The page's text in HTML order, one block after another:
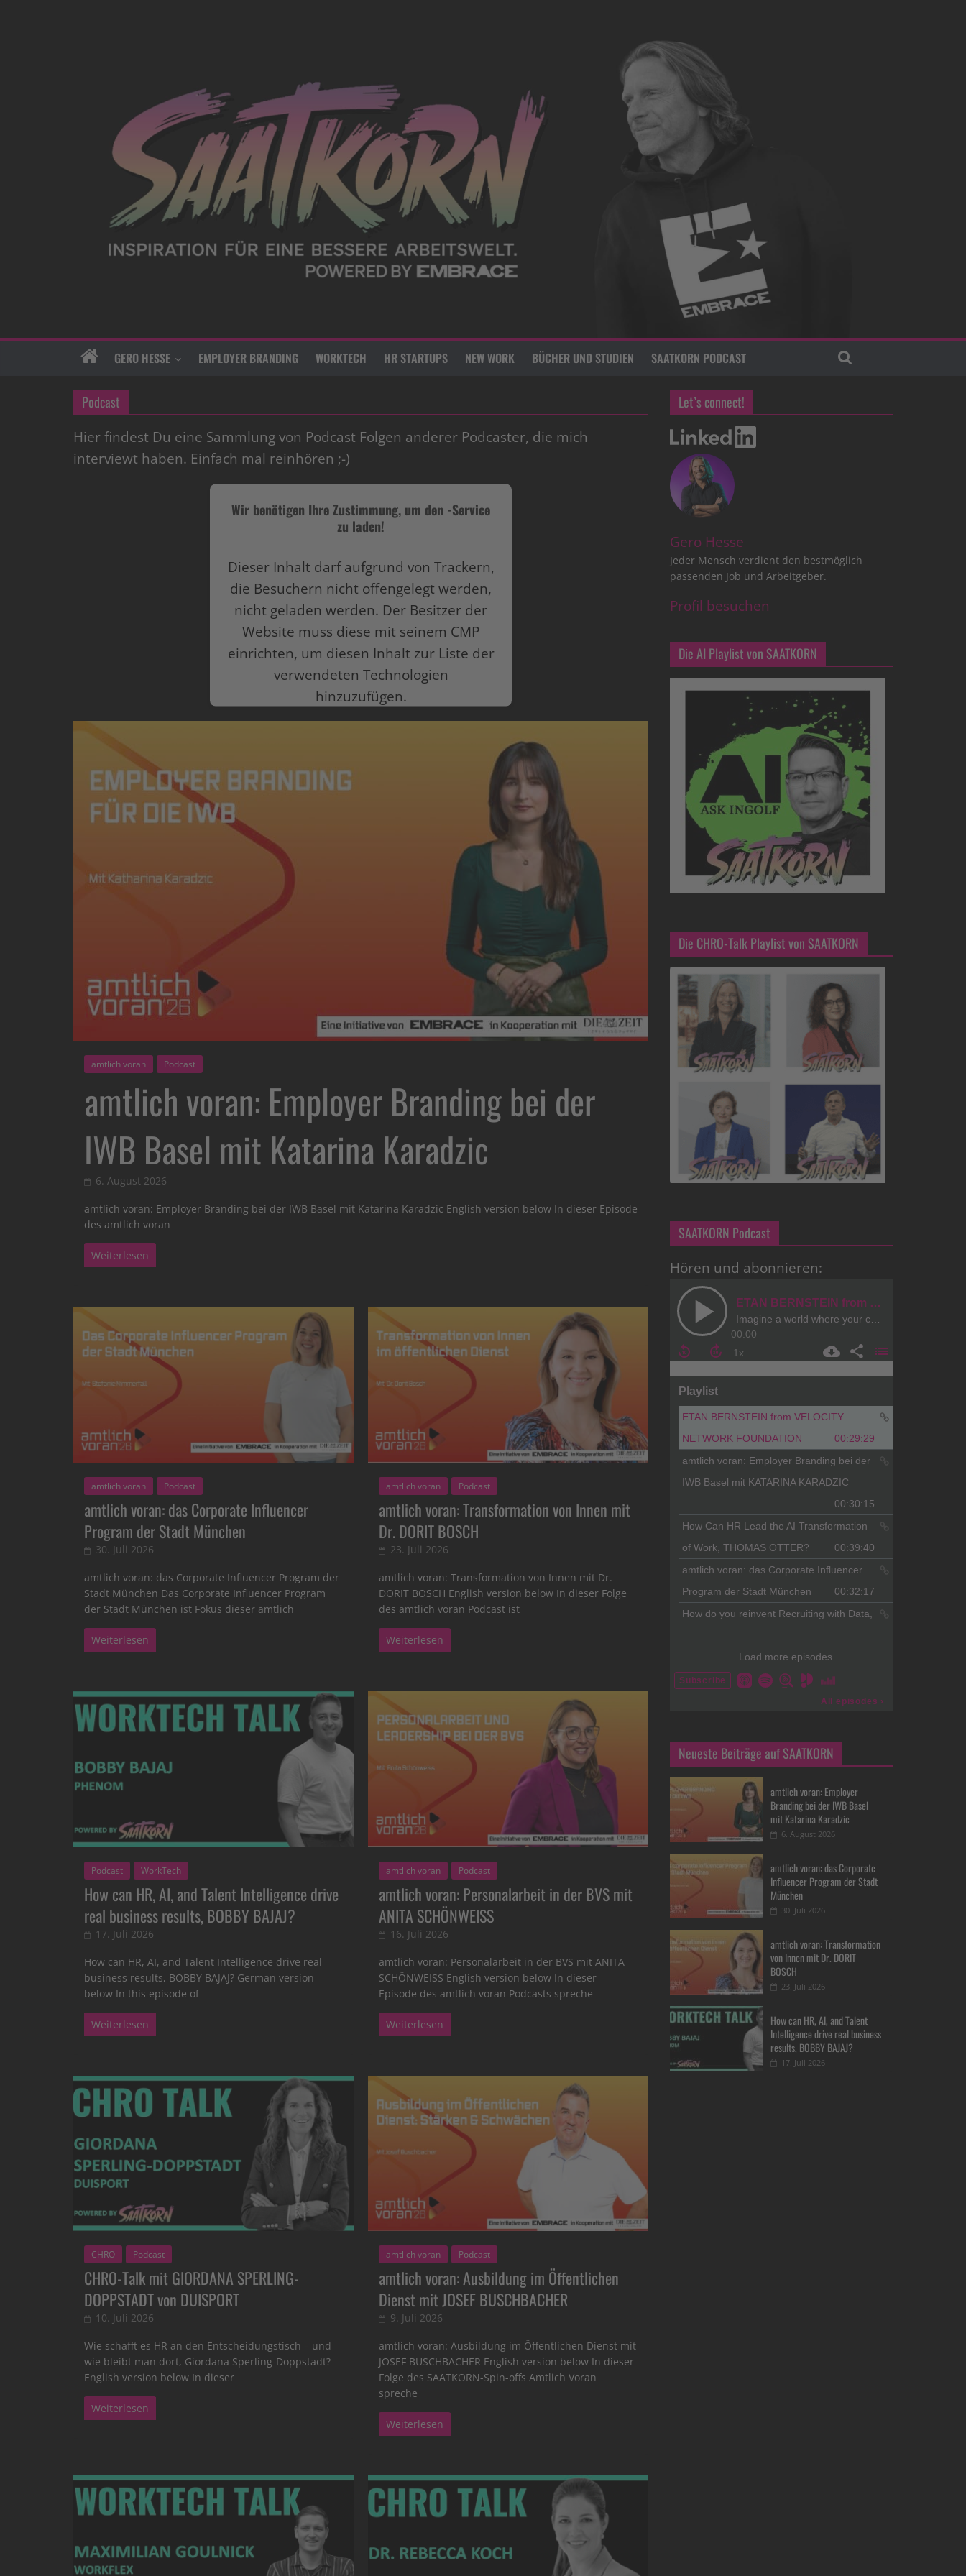
GERO HESSE EMPLOYER BRANDING WORKTECH HR STARTUPS NEW WORK BÜCHER UND STUDIEN SAATKORN PODCAST
Podcast
Hier findest Du eine Sammlung von Podcast Folgen anderer Podcaster, die mich
interviewt haben. Einfach mal reinhören ;-)
Wir benötigen Ihre Zustimmung, um den -Service
zu laden!
Dieser Inhalt darf aufgrund von Trackern,
die Besuchern nicht offengelegt werden,
nicht geladen werden. Der Besitzer der
Website muss diese mit seinem CMP
einrichten, um diesen Inhalt zur Liste der
verwendeten Technologien
hinzuzufügen.
amtlich voran Podcast
amtlich voran: Employer Branding bei der
IWB Basel mit Katarina Karadzic
6. August 2026
amtlich voran: Employer Branding bei der IWB Basel mit Katarina Karadzic English version below In dieser Episode
des amtlich voran
Weiterlesen
amtlich voran Podcast
amtlich voran: das Corporate Influencer
Program der Stadt München
30. Juli 2026
amtlich voran: das Corporate Influencer Program der
Stadt München Das Corporate Influencer Program
der Stadt München ist Fokus dieser amtlich
Weiterlesen
amtlich voran Podcast
amtlich voran: Transformation von Innen mit
Dr. DORIT BOSCH
23. Juli 2026
amtlich voran: Transformation von Innen mit Dr.
DORIT BOSCH English version below In dieser Folge
des amtlich voran Podcast ist
Weiterlesen
Podcast WorkTech
How can HR, AI, and Talent Intelligence drive
real business results, BOBBY BAJAJ?
17. Juli 2026
How can HR, AI, and Talent Intelligence drive real
business results, BOBBY BAJAJ? German version
below In this episode of
Weiterlesen
amtlich voran Podcast
amtlich voran: Personalarbeit in der BVS mit
ANITA SCHÖNWEISS
16. Juli 2026
amtlich voran: Personalarbeit in der BVS mit ANITA
SCHÖNWEISS English version below In dieser
Episode des amtlich voran Podcasts spreche
Weiterlesen
CHRO Podcast
CHRO-Talk mit GIORDANA SPERLING-
DOPPSTADT von DUISPORT
10. Juli 2026
Wie schafft es HR an den Entscheidungstisch – und
wie bleibt man dort, Giordana Sperling-Doppstadt?
English version below In dieser
Weiterlesen
amtlich voran Podcast
amtlich voran: Ausbildung im Öffentlichen
Dienst mit JOSEF BUSCHBACHER
9. Juli 2026
amtlich voran: Ausbildung im Öffentlichen Dienst mit
JOSEF BUSCHBACHER English version below In dieser
Folge des SAATKORN-Spin-offs Amtlich Voran
spreche
Weiterlesen
Let’s connect!
Gero Hesse
Jeder Mensch verdient den bestmöglich
passenden Job und Arbeitgeber.
Profil besuchen
Die AI Playlist von SAATKORN
Die CHRO-Talk Playlist von SAATKORN
SAATKORN Podcast
Hören und abonnieren:
Neueste Beiträge auf SAATKORN
amtlich voran: Employer
Branding bei der IWB Basel
mit Katarina Karadzic
6. August 2026
amtlich voran: das Corporate
Influencer Program der Stadt
München
30. Juli 2026
amtlich voran: Transformation
von Innen mit Dr. DORIT
BOSCH
23. Juli 2026
How can HR, AI, and Talent
Intelligence drive real business
results, BOBBY BAJAJ?
17. Juli 2026